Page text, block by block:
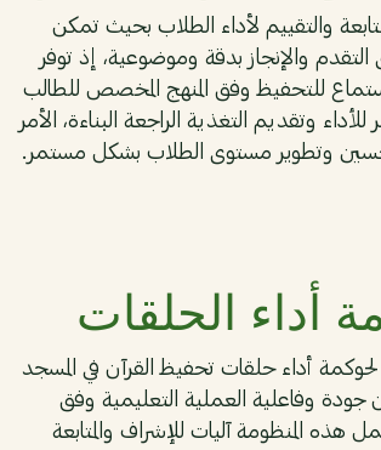
والتقييم لأداء الطلاب بحيث تمكن
والإنجاز بدقة وموضوعية، إذ توفر
للتحفيظ وفق المنهج المخصص للطالب
وتقديم التغذية الراجعة البناءة، الأمر
وتطوير مستوى الطلاب بشكل مستمر.
أداء الحلقات
أداء حلقات تحفيظ القرآن في المسجد
وفاعلية العملية التعليمية وفق
هذه المنظومة آليات للإشراف والمتابعة